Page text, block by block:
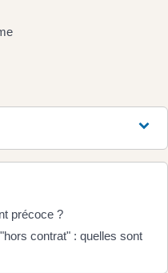
précoce ?
contrat" : quelles sont